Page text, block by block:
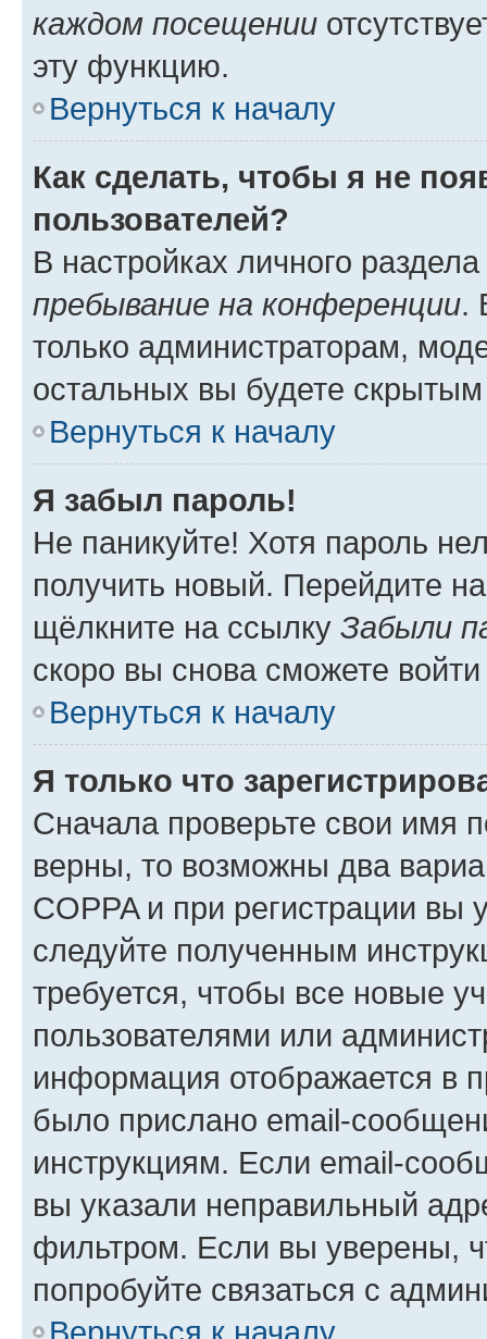
каждом посещении
эту функцию.
Вернуться к началу
Как сделать, чтобы я не
пользователей?
В настройках личного
пребывание на конференции.
только администраторам,
остальных вы будете
Вернуться к началу
Я забыл пароль!
Не паникуйте! Хотя пароль
получить новый. Перейдите
щёлкните на ссылку Забыли
скоро вы снова сможете
Вернуться к началу
Я только что
Сначала проверьте свои имя
верны, то возможны два
COPPA и при регистрации вы
следуйте полученным
требуется, чтобы все новые
пользователями или
информация отображается в
было прислано email-
инструкциям. Если email-
вы указали неправильный
фильтром. Если вы уверены,
попробуйте связаться с
Вернуться к началу